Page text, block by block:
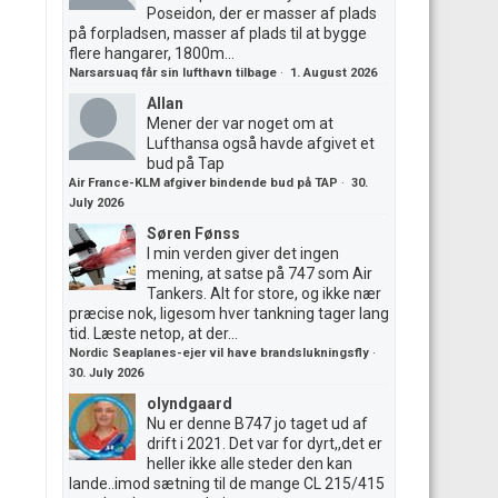
Poseidon, der er masser af plads
på forpladsen, masser af plads til at bygge
flere hangarer, 1800m...
Narsarsuaq får sin lufthavn tilbage · 1. August 2026
Allan
Mener der var noget om at
Lufthansa også havde afgivet et
bud på Tap
Air France-KLM afgiver bindende bud på TAP · 30.
July 2026
Søren Fønss
I min verden giver det ingen
mening, at satse på 747 som Air
Tankers. Alt for store, og ikke nær
præcise nok, ligesom hver tankning tager lang
tid. Læste netop, at der...
Nordic Seaplanes-ejer vil have brandslukningsfly ·
30. July 2026
olyndgaard
Nu er denne B747 jo taget ud af
drift i 2021. Det var for dyrt,,det er
heller ikke alle steder den kan
lande..imod sætning til de mange CL 215/415